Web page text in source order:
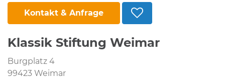
Kontakt & Anfrage
Klassik Stiftung Weimar
Burgplatz 4
99423 Weimar